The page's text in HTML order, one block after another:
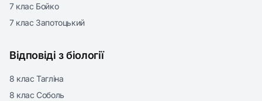
7 клас Бойко
7 клас Запотоцький
Відповіді з біології
8 клас Тагліна
8 клас Соболь